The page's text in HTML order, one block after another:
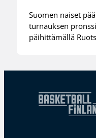
Suomen naiset
turnauksen
päihittämällä